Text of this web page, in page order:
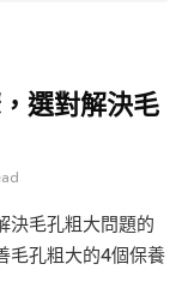
選對解決毛
決毛孔粗大問題的
毛孔粗大的4個保養